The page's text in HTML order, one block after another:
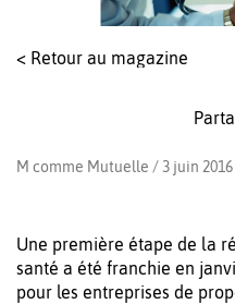
< Retour au magazine
M comme Mutuelle / 3 juin
Une première étape de la
santé a été franchie en
pour les entreprises de